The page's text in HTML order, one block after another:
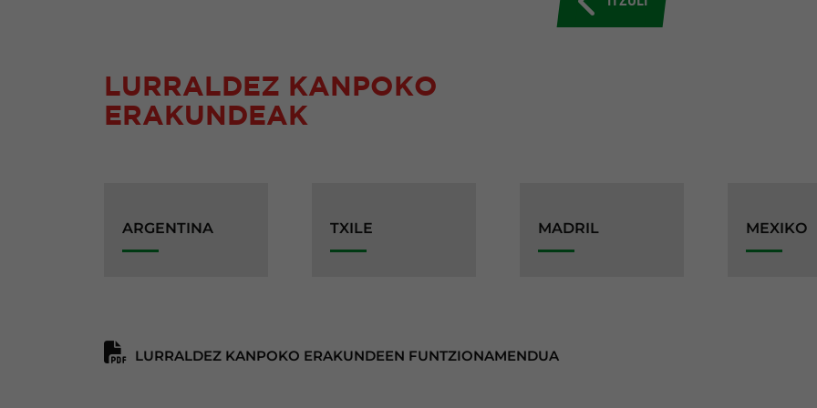
LURRALDEZ KANPOKO
ERAKUNDEAK
ARGENTINA TXILE MADRIL MEXIKO
LURRALDEZ KANPOKO ERAKUNDEEN FUNTZIONAMENDUA